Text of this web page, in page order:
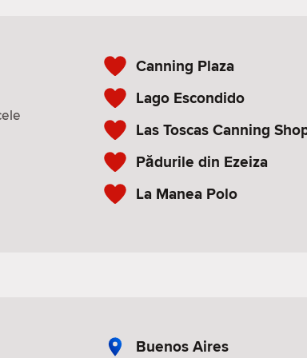
Canning Plaza
Lago Escondido
Las Toscas Canning
Pădurile din Ezeiza
La Manea Polo
Buenos Aires